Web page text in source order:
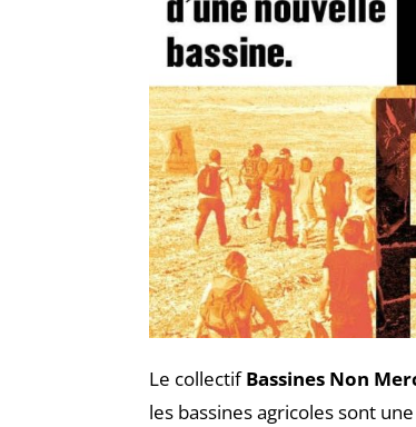
Le collectifBassines Non
les bassines agricoles sont